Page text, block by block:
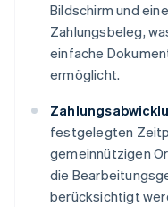
Bildschirm und
Zahlungsbeleg,
einfache
ermöglicht.
festgelegten
gemeinnützigen
die
berücksichtigt